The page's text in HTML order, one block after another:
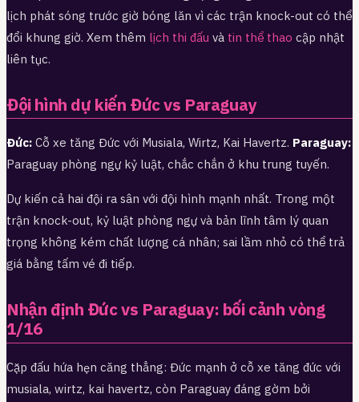
lịch phát sóng trước giờ bóng lăn vì các trận knock-out có thể
đổi khung giờ. Xem thêm lịch thi đấu và tin thể thao cập nhật
liên tục.
Đội hình dự kiến Đức vs Paraguay
Đức: Cỗ xe tăng Đức với Musiala, Wirtz, Kai Havertz. Paraguay:
Paraguay phòng ngự kỷ luật, chắc chắn ở khu trung tuyến.
Dự kiến cả hai đội ra sân với đội hình mạnh nhất. Trong một
trận knock-out, kỷ luật phòng ngự và bản lĩnh tâm lý quan
trọng không kém chất lượng cá nhân; sai lầm nhỏ có thể trả
giá bằng tấm vé đi tiếp.
Nhận định Đức vs Paraguay: bối cảnh vòng
1/16
Cặp đấu hứa hẹn căng thẳng: Đức mạnh ở cỗ xe tăng đức với
musiala, wirtz, kai havertz, còn Paraguay đáng gờm bởi